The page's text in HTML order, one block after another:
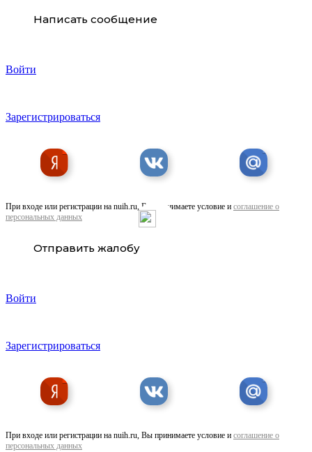
Написать сообщение
Войти
Зарегистрироваться
При входе или регистрации на nuih.ru, Вы принимаете условие и соглашение о
персональных данных
Отправить жалобу
Войти
Зарегистрироваться
При входе или регистрации на nuih.ru, Вы принимаете условие и соглашение о
персональных данных